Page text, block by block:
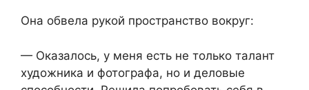
Она обвела рукой пространство вокруг:
— Оказалось, у меня есть не только талант
художника и фотографа, но и деловые